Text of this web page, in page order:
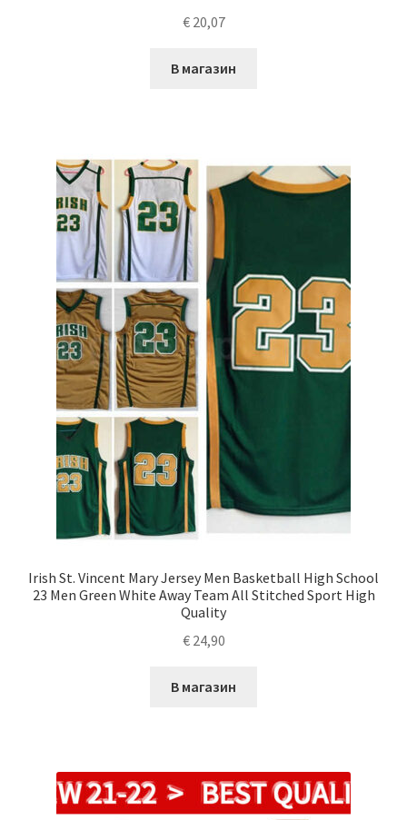
€20,07
В магазин
Irish St. Vincent Mary Jersey Men Basketball High School
23 Men Green White Away Team All Stitched Sport High
Quality
€24,90
В магазин